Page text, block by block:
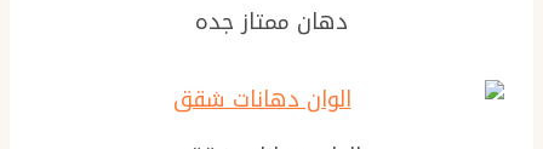
دهان ممتاز جده